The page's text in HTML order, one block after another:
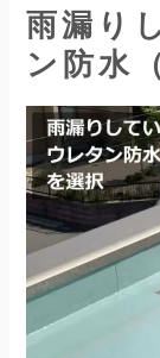
雨漏り
ン防水